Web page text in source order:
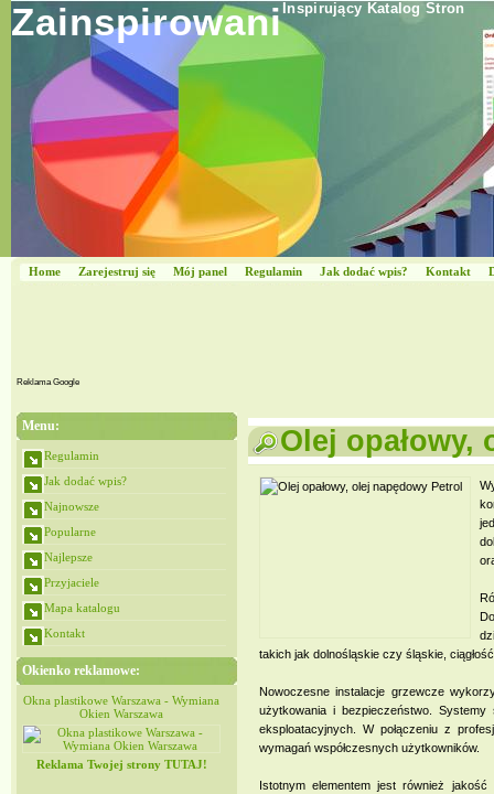
Zainspirowani Inspirujący Katalog Stron
Home Zarejestruj się Mój panel Regulamin Jak dodać wpis? Kontakt
Reklama Google
Menu:
Regulamin
Jak dodać wpis?
Najnowsze
Popularne
Najlepsze
Przyjaciele
Mapa katalogu
Kontakt
Okienko reklamowe:
Okna plastikowe Warszawa - Wymiana
Okien Warszawa
Okna plastikowe Warszawa - Wymiana
Okien Warszawa
Reklama Twojej strony TUTAJ!
Olej opałowy,
takich jak dolnośląskie czy śląskie,
Nowoczesne instalacje grzewcze
użytkowania i bezpieczeństwo. Systemy
eksploatacyjnych. W połączeniu z
wymagań współczesnych użytkowników.
Istotnym elementem jest również jakość